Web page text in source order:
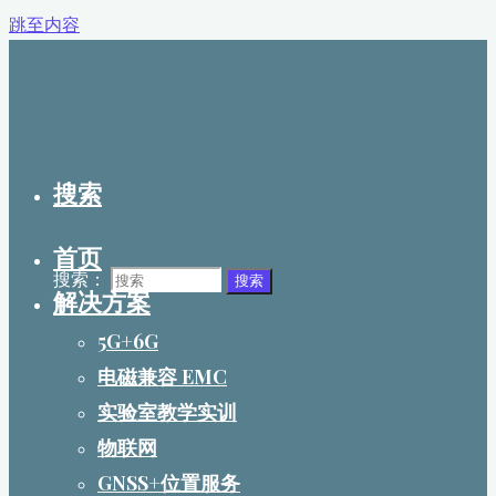
跳至内容
搜索
搜索： 搜索
首页
解决方案
5G+6G
电磁兼容 EMC
实验室教学实训
物联网
GNSS+位置服务